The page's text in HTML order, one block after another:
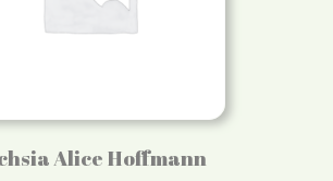
Alice Hoffmann